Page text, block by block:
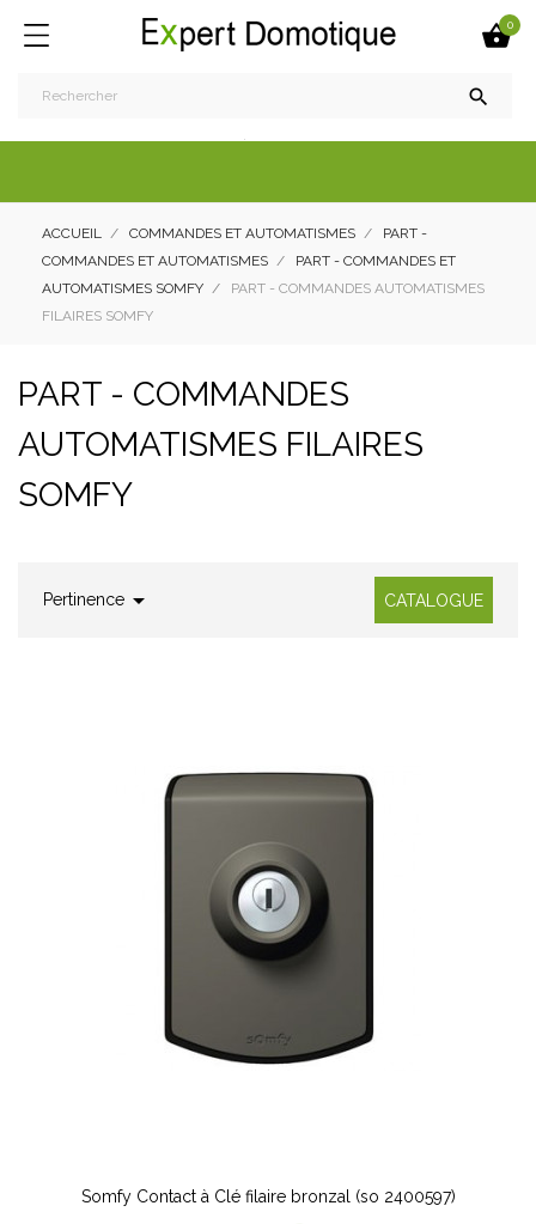
0

ACCUEIL COMMANDES ET AUTOMATISMES
PART -
COMMANDES ET AUTOMATISMES
PART - COMMANDES ET
AUTOMATISMES SOMFY
PART - COMMANDES AUTOMATISMES
FILAIRES SOMFY
PART - COMMANDES
AUTOMATISMES FILAIRES
SOMFY
Pertinence  CATALOGUE
Somfy Contact à Clé filaire bronzal (so 2400597)